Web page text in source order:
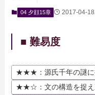
04 夕顔15章 2017-04-18
■ 難易度
★★★：源氏千年の謎に
★★☆：文の構造を捉え